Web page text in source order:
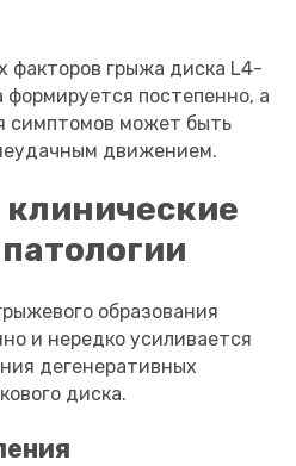
факторов грыжа диска L4-
формируется постепенно, а
симптомов может быть
движением.
образования
и нередко усиливается
дегенеративных
диска.